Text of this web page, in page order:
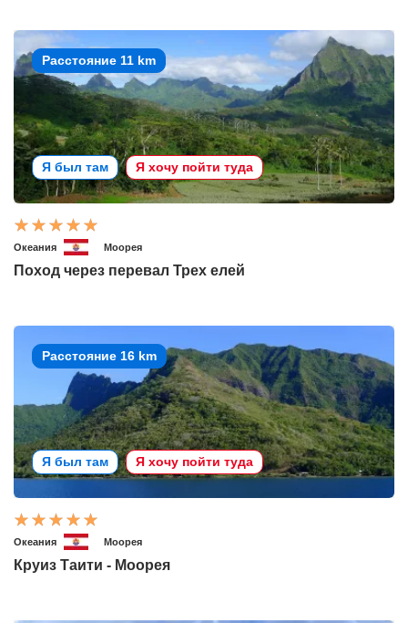
Расстояние 11 km
Я был там Я хочу пойти туда
Океания Моорея
Поход через перевал Трех елей
Расстояние 16 km
Я был там Я хочу пойти туда
Океания Моорея
Круиз Таити - Моорея